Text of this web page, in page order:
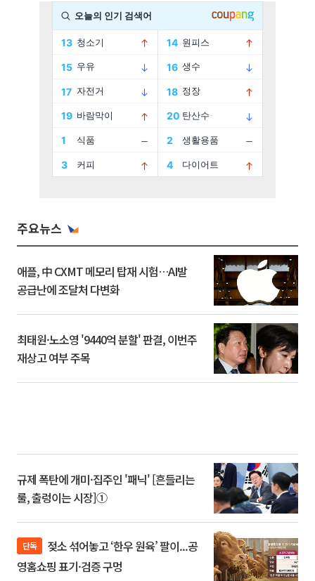
주요뉴스
애플, 中 CXMT 메모리 탑재 시험…AI발
공급난에 조달처 다변화
최태원·노소영 '9440억 분할' 판결, 이번주
재상고 여부 주목
규제 폭탄에 개미·집주인 '패닉' [흔들리는
룰, 출렁이는 시장]①
단독
영홈쇼핑 표기·검증 구멍